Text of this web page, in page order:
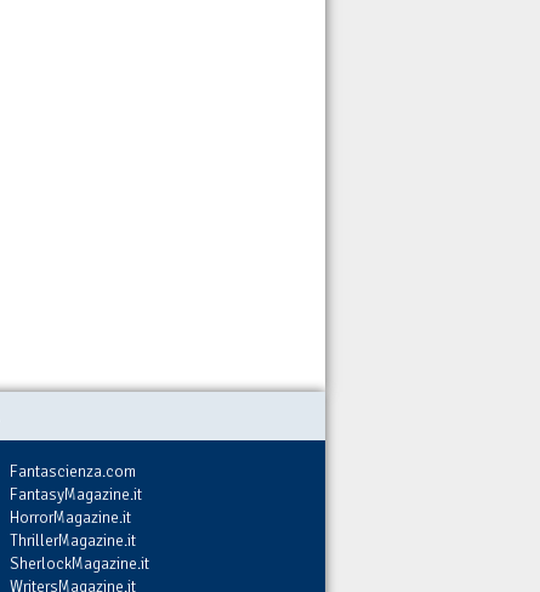
Fantascienza.com
FantasyMagazine.it
HorrorMagazine.it
ThrillerMagazine.it
SherlockMagazine.it
WritersMagazine.it